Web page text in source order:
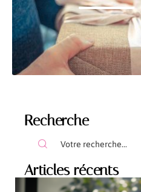
Recherche
Articles récents